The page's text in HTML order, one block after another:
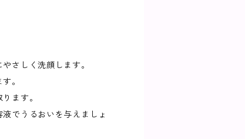
さしく洗顔します。
。
ます。
でうるおいを与えましょ